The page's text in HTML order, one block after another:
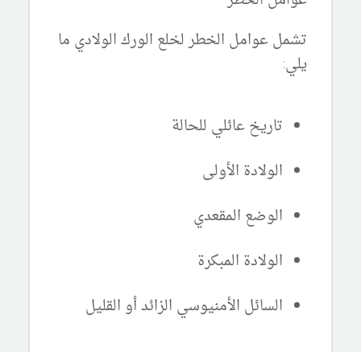
تشمل عوامل الخطر لخلع الورك الولادي ما
يلي:
تاريخ عائلي للحالة
الولادة الأولى
الوضع المقعدي
الولادة المبكرة
السائل الأمنيوسي الزائد أو القليل